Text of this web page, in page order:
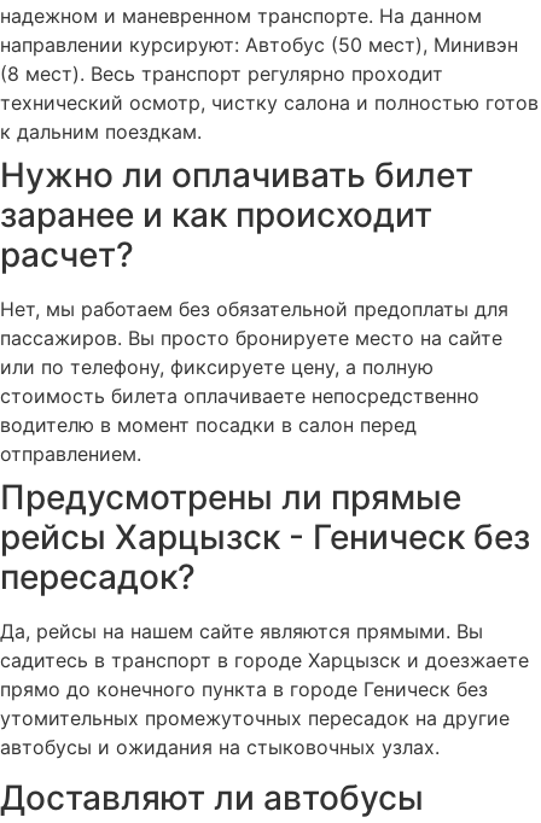
надежном и маневренном транспорте. На данном
направлении курсируют: Автобус (50 мест), Минивэн
(8 мест). Весь транспорт регулярно проходит
технический осмотр, чистку салона и полностью готов
к дальним поездкам.
Нужно ли оплачивать билет
заранее и как происходит
расчет?
Нет, мы работаем без обязательной предоплаты для
пассажиров. Вы просто бронируете место на сайте
или по телефону, фиксируете цену, а полную
стоимость билета оплачиваете непосредственно
водителю в момент посадки в салон перед
отправлением.
Предусмотрены ли прямые
рейсы Харцызск - Геническ без
пересадок?
Да, рейсы на нашем сайте являются прямыми. Вы
садитесь в транспорт в городе Харцызск и доезжаете
прямо до конечного пункта в городе Геническ без
утомительных промежуточных пересадок на другие
автобусы и ожидания на стыковочных узлах.
Доставляют ли автобусы